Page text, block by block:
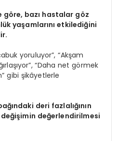
göre, bazı hastalar göz
yaşamlarını etkilediğini
yoruluyor”, “Akşam
“Daha net görmek
gibi şikâyetlerle
deri fazlalığının
değerlendirilmesi